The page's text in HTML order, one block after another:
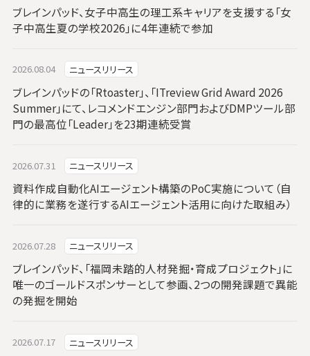
ブレインパッド、女子中高生の理工系キャリアを支援する「女
子中高生夏の学校2026」に4年連続で参加
2026.08.04 ニュースリリース
ブレインパッドの「Rtoaster」、「ITreview Grid Award 2026
Summer」にて、レコメンドエンジン部門およびDMPツール部
門の最高位「Leader」を23期連続受賞
2026.07.31 ニュースリリース
資料作成自動化AIエージェント構築のPoC実施について（自
律的に業務を遂行するAIエージェント活用に向けた取組み）
2026.07.28 ニュースリリース
ブレインパッド、「福岡未踏的人材発掘・育成プロジェクト」に
唯一のゴールドスポンサーとして参画、2つの開発課題で異能
の発掘を開始
2026.07.17 ニュースリリース